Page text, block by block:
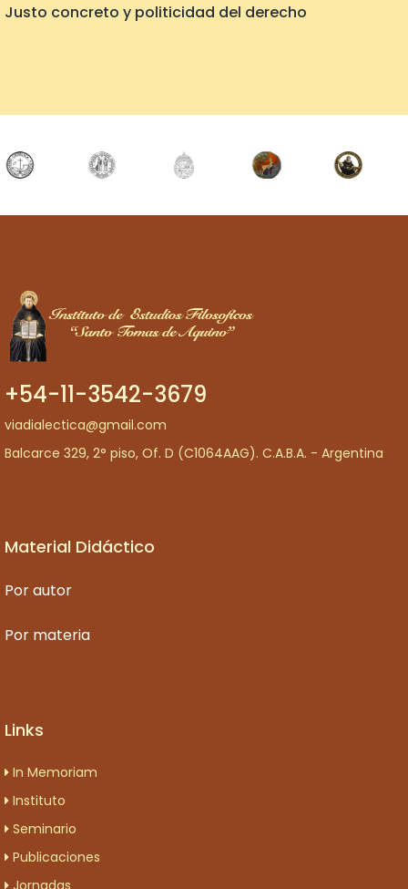
Justo concreto y politicidad del derecho
+54-11-3542-3679
viadialectica@gmail.com
Balcarce 329, 2° piso, Of. D (C1064AAG). C.A.B.A. - Argentina
Material Didáctico
Por autor
Por materia
Links
In Memoriam
Instituto
Seminario
Publicaciones
Jornadas